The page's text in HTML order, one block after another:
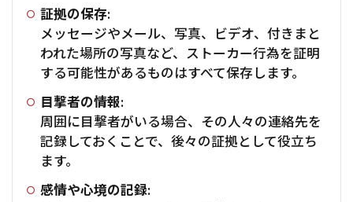
証拠の保存:
メッセージやメール、写真、ビデオ、付きまと
われた場所の写真など、ストーカー行為を証明
する可能性があるものはすべて保存します。
目撃者の情報:
周囲に目撃者がいる場合、その人々の連絡先を
記録しておくことで、後々の証拠として役立ち
ます。
感情や心境の記録: